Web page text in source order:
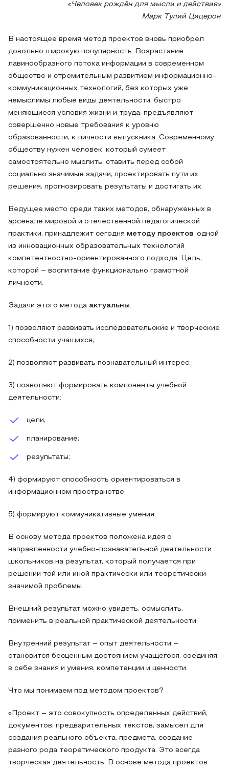
«Человек рождён для мысли и действия»
Марк Тулий Цицерон
В настоящее время метод проектов вновь приобрел
довольно широкую популярность. Возрастание
лавинообразного потока информации в современном
обществе и стремительным развитием информационно-
коммуникационных технологий, без которых уже
немыслимы любые виды деятельности, быстро
меняющиеся условия жизни и труда, предъявляют
совершенно новые требования к уровню
образованности, к личности выпускника. Современному
обществу нужен человек, который сумеет
самостоятельно мыслить, ставить перед собой
социально значимые задачи, проектировать пути их
решения, прогнозировать результаты и достигать их.
Ведущее место среди таких методов, обнаруженных в
арсенале мировой и отечественной педагогической
практики, принадлежит сегодня методу проектов, одной
из инновационных образовательных технологий
компетентностно-ориентированного подхода. Цель,
которой – воспитание функционально грамотной
личности.
Задачи этого метода актуальны:
1) позволяют развивать исследовательские и творческие
способности учащихся;
2) позволяют развивать познавательный интерес;
3) позволяют формировать компоненты учебной
деятельности:
цели,
планирование;
результаты;
4) формируют способность ориентироваться в
информационном пространстве;
5) формируют коммуникативные умения.
В основу метода проектов положена идея о
направленности учебно-познавательной деятельности
школьников на результат, который получается при
решении той или иной практически или теоретически
значимой проблемы.
Внешний результат можно увидеть, осмыслить,
применить в реальной практической деятельности.
Внутренний результат – опыт деятельности –
становится бесценным достоянием учащегося, соединяя
в себе знания и умения, компетенции и ценности.
Что мы понимаем под методом проектов?
«Проект – это совокупность определенных действий,
документов, предварительных текстов, замысел для
создания реального объекта, предмета, создание
разного рода теоретического продукта. Это всегда
творческая деятельность. В основе метода проектов